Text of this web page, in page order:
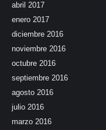
abril 2017
enero 2017
diciembre 2016
noviembre 2016
octubre 2016
septiembre 2016
agosto 2016
julio 2016
marzo 2016